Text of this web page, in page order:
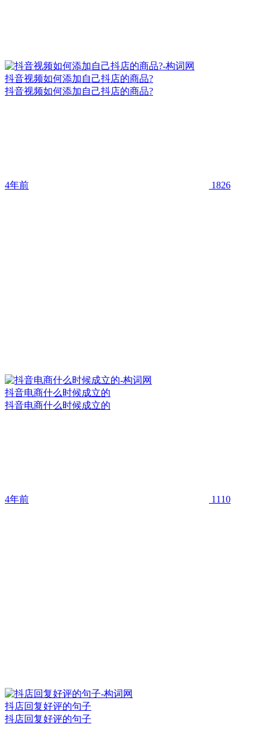
抖音视频如何添加自己抖店的商品?
抖音视频如何添加自己抖店的商品?
4年前 1826
抖音电商什么时候成立的
抖音电商什么时候成立的
4年前 1110
抖店回复好评的句子
抖店回复好评的句子